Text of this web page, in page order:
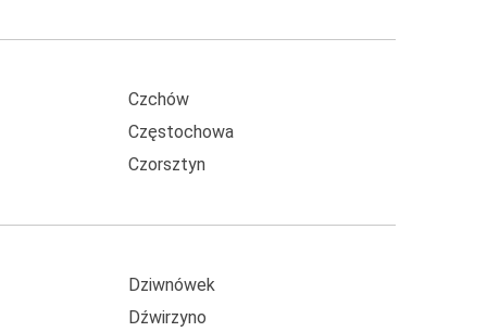
Czchów
Częstochowa
Czorsztyn
Dziwnówek
Dźwirzyno